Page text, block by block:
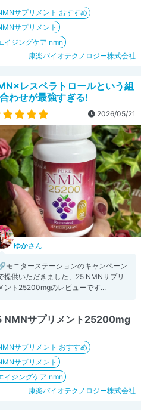
サプリメント おすすめ
サプリメント
イジングケア nmn
康楽バイオテクノロジー株式会社
レスベラトロールという組
わせが最強すぎる!
2026/05/21
ゆかさん
モニターステーションのキャンペーン
提供いただきました、25 NMNサプリ
ント25200mgのレビューです...
NMNサプリメント25200mg
サプリメント おすすめ
サプリメント
イジングケア nmn
康楽バイオテクノロジー株式会社